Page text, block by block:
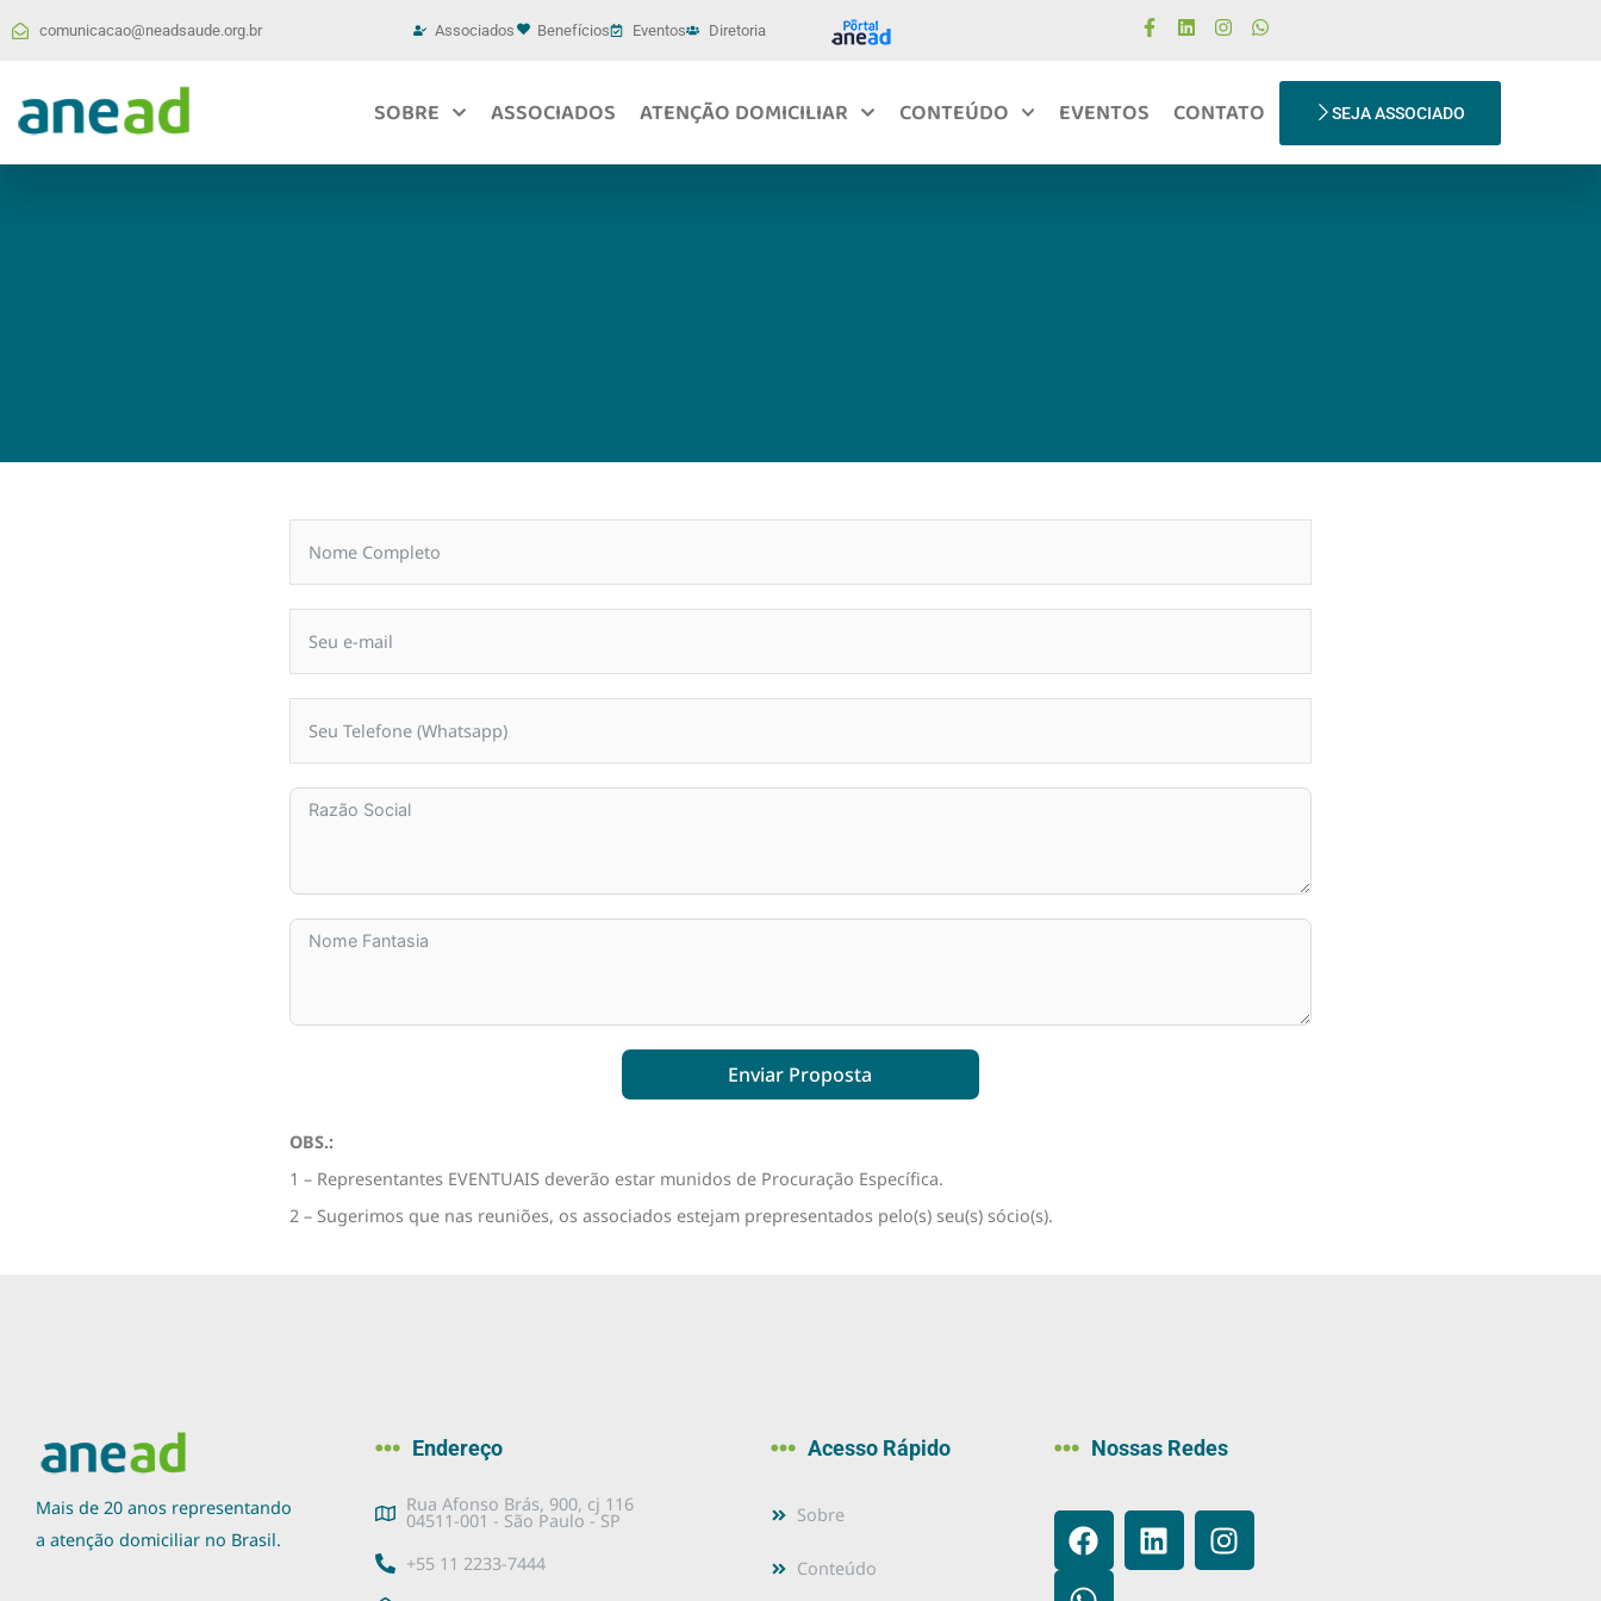
comunicacao@neadsaude.org.br Associados Benefícios Eventos Diretoria
SOBRE ASSOCIADOS ATENÇÃO DOMICILIAR CONTEÚDO EVENTOS CONTATO SEJA ASSOCIADO
Ficha | Proposta
de Filiação
Enviar Proposta
OBS.:
1 – Representantes EVENTUAIS deverão estar munidos de Procuração Específica.
2 – Sugerimos que nas reuniões, os associados estejam prepresentados pelo(s) seu(s) sócio(s).
Mais de 20 anos representando
a atenção domiciliar no Brasil.
Endereço
Rua Afonso Brás, 900, cj 116
04511-001 - São Paulo - SP
+55 11 2233-7444
Acesso Rápido
Sobre
Conteúdo
Nossas Redes